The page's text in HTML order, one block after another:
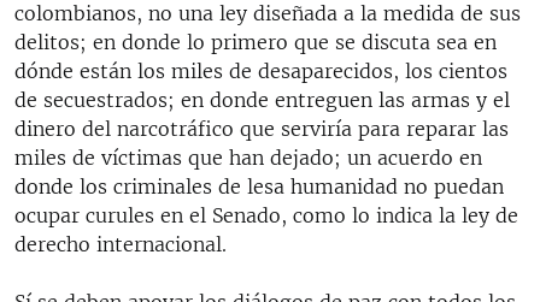
colombianos, no una ley diseñada a la medida de sus
delitos; en donde lo primero que se discuta sea en
dónde están los miles de desaparecidos, los cientos
de secuestrados; en donde entreguen las armas y el
dinero del narcotráfico que serviría para reparar las
miles de víctimas que han dejado; un acuerdo en
donde los criminales de lesa humanidad no puedan
ocupar curules en el Senado, como lo indica la ley de
derecho internacional.